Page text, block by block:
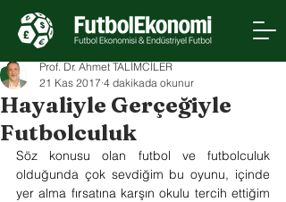
Hayaliyle Gerçeğiyle
Futbolculuk
Prof. Dr. Ahmet TALİMCİLER
21 Kas 2017 4 dakikada okunur
Söz konusu olan futbol ve futbolculuk
olduğunda çok sevdiğim bu oyunu, içinde
yer alma fırsatına karşın okulu tercih ettiğim